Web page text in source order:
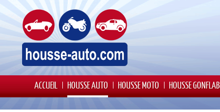
ACCUEIL HOUSSE AUTO HOUSSE MOTO HOUSSE